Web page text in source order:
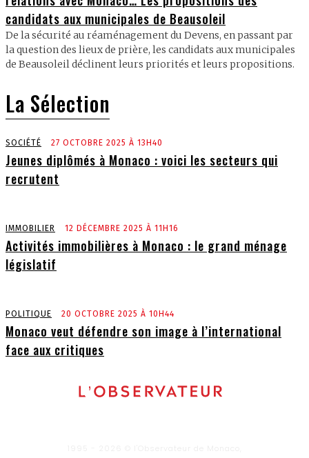
candidats aux municipales de Beausoleil
De la sécurité au réaménagement du Devens, en passant par
la question des lieux de prière, les candidats aux municipales
de Beausoleil déclinent leurs priorités et leurs propositions.
La Sélection
SOCIÉTÉ 27 OCTOBRE 2025 À 13H40
Jeunes diplômés à Monaco : voici les secteurs qui
recrutent
IMMOBILIER 12 DÉCEMBRE 2025 À 11H16
Activités immobilières à Monaco : le grand ménage
législatif
POLITIQUE 20 OCTOBRE 2025 À 10H44
Monaco veut défendre son image à l’international
face aux critiques